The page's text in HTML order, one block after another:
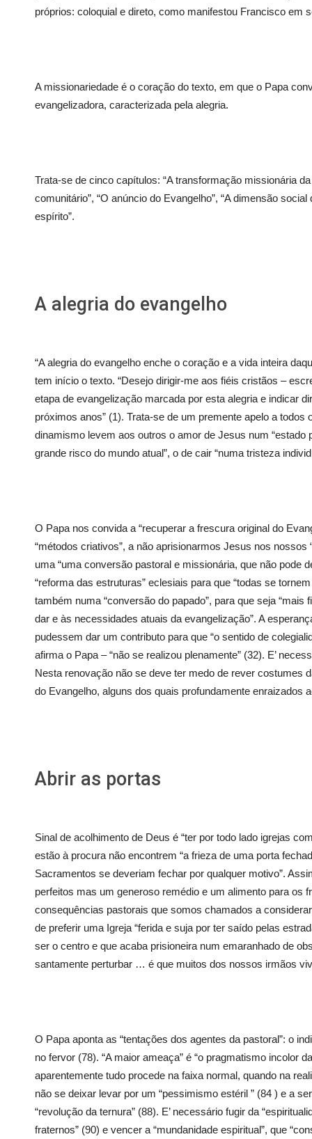
próprios: coloquial e direto, como manifestou Francisco em
A missionariedade é o coração do texto, em que o Papa
evangelizadora, caracterizada pela alegria.
Trata-se de cinco capítulos: “A transformação missionária
comunitário”, “O anúncio do Evangelho”, “A dimensão
espírito”.
A alegria do evangelho
“A alegria do evangelho enche o coração e a vida inteira
tem início o texto. “Desejo dirigir-me aos fiéis cristãos –
etapa de evangelização marcada por esta alegria e indicar
próximos anos” (1). Trata-se de um premente apelo a
dinamismo levem aos outros o amor de Jesus num “estado
grande risco do mundo atual”, o de cair “numa tristeza
O Papa nos convida a “recuperar a frescura original do
“métodos criativos”, a não aprisionarmos Jesus nos
uma “uma conversão pastoral e missionária, que não pode
“reforma das estruturas” eclesiais para que “todas se
também numa “conversão do papado”, para que seja
dar e às necessidades atuais da evangelização”. A
pudessem dar um contributo para que “o sentido de
afirma o Papa – “não se realizou plenamente” (32). E’
Nesta renovação não se deve ter medo de rever costumes
do Evangelho, alguns dos quais profundamente enraizados
Abrir as portas
Sinal de acolhimento de Deus é “ter por todo lado igrejas
estão à procura não encontrem “a frieza de uma porta
Sacramentos se deveriam fechar por qualquer motivo”.
perfeitos mas um generoso remédio e um alimento para os
consequências pastorais que somos chamados a
de preferir uma Igreja “ferida e suja por ter saído pelas
ser o centro e que acaba prisioneira num emaranhado de
santamente perturbar … é que muitos dos nossos irmãos
O Papa aponta as “tentações dos agentes da pastoral”: o
no fervor (78). “A maior ameaça” é “o pragmatismo incolor
aparentemente tudo procede na faixa normal, quando na
não se deixar levar por um “pessimismo estéril ” (84 ) e a
“revolução da ternura” (88). E’ necessário fugir da
fraternos” (90) e vencer a “mundanidade espiritual”, que